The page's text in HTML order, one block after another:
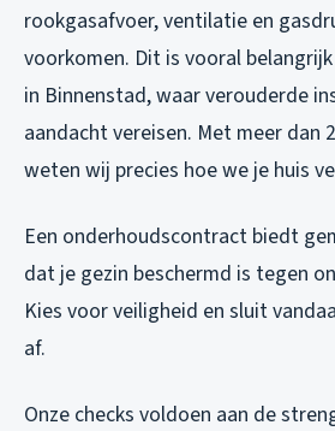
rookgasafvoer, ventilatie en
voorkomen. Dit is vooral
in Binnenstad, waar verouderde
aandacht vereisen. Met meer dan
weten wij precies hoe we je huis
Een onderhoudscontract biedt
dat je gezin beschermd is tegen
Kies voor veiligheid en sluit
af.
Onze checks voldoen aan de